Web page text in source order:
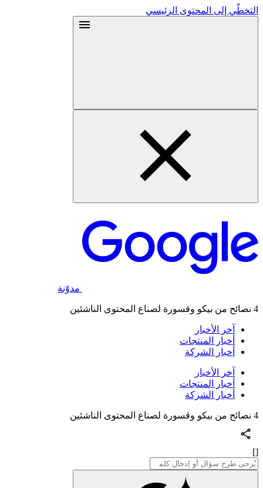
التخطّي إلى المحتوى الرئيسي
مدوّنة
4 نصائح من بيكو وقسورة لصناع المحتوى الناشئين
آخر الأخبار
أخبار المنتجات
أخبار الشركة
آخر الأخبار
أخبار المنتجات
أخبار الشركة
4 نصائح من بيكو وقسورة لصناع المحتوى الناشئين
[]